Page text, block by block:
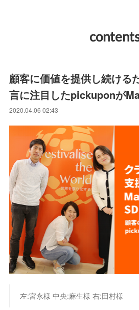
顧客に価値を提供し続ける
言に注目したpickuponが
2020.04.06 02:43
左:宮永様 中央:麻生様 右:田村様